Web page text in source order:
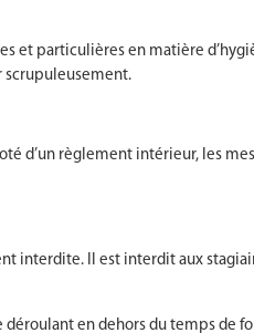
et particulières en matière
scrupuleusement.
d’un règlement intérieur, les
interdite. Il est interdit aux
en dehors du temps de